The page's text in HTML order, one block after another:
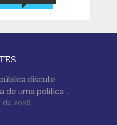
discute
de uma política …
de 2026